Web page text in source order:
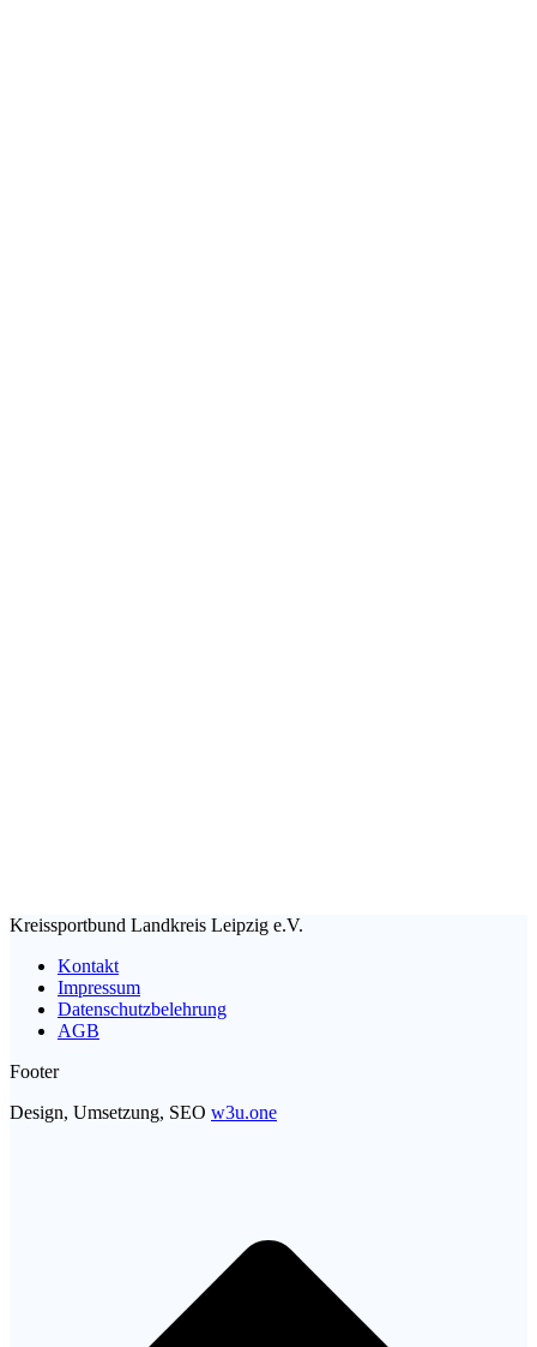
Kreissportbund Landkreis Leipzig e.V.
Kontakt
Impressum
Datenschutzbelehrung
AGB
Footer
Design, Umsetzung, SEO w3u.one